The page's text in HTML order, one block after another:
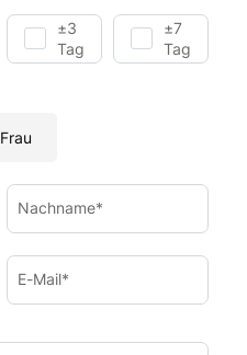
±3
Tage
±7
Tage
Frau
Nachname*
E-Mail*